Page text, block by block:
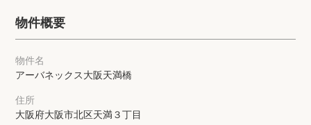
物件概要
物件名
アーバネックス大阪天満橋
住所
大阪府大阪市北区天満３丁目